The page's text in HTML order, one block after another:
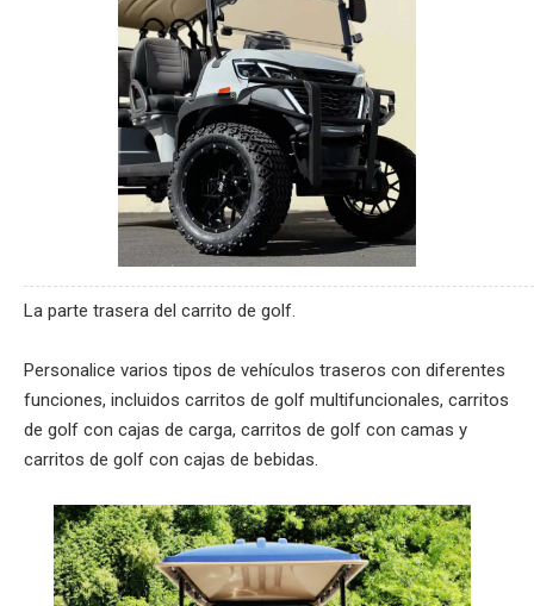
La parte trasera del carrito de golf.
Personalice varios tipos de vehículos traseros con diferentes
funciones, incluidos carritos de golf multifuncionales, carritos
de golf con cajas de carga, carritos de golf con camas y
carritos de golf con cajas de bebidas.